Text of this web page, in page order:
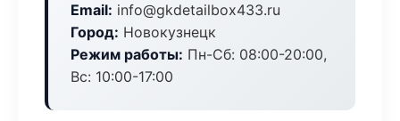
Email: info@gkdetailbox433.ru
Город: Новокузнецк
Режим работы: Пн-Сб: 08:00-20:00,
Вс: 10:00-17:00